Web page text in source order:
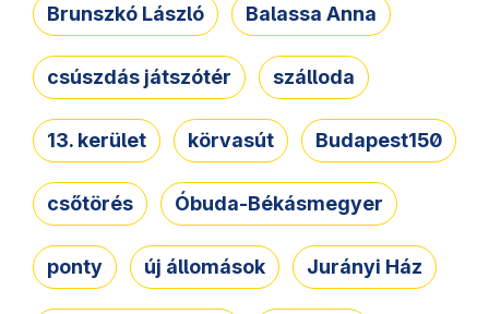
Brunszkó László Balassa Anna
csúszdás játszótér szálloda
13. kerület körvasút Budapest150
csőtörés Óbuda-Békásmegyer
ponty új állomások Jurányi Ház